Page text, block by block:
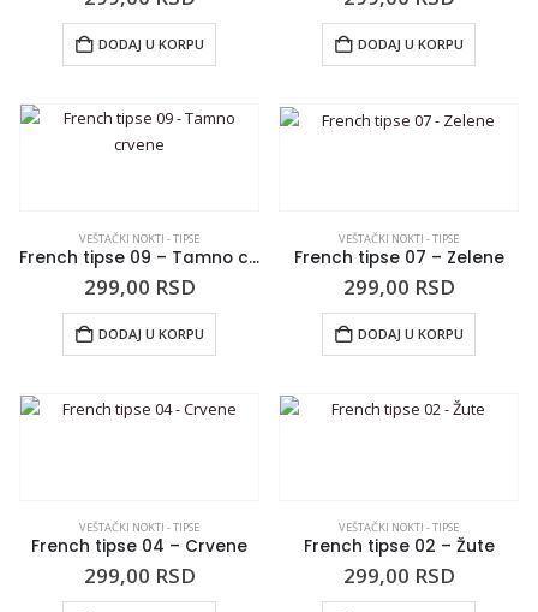
DODAJ U KORPU DODAJ U KORPU
VEŠTAČKI NOKTI - TIPSE
French tipse 09 – Tamno crvene
299,00 RSD
DODAJ U KORPU
VEŠTAČKI NOKTI - TIPSE
French tipse 07 – Zelene
299,00 RSD
DODAJ U KORPU
VEŠTAČKI NOKTI - TIPSE
French tipse 04 – Crvene
299,00 RSD
VEŠTAČKI NOKTI - TIPSE
French tipse 02 – Žute
299,00 RSD